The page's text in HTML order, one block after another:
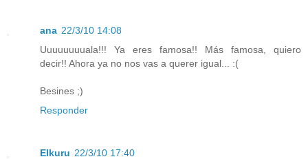
ana 22/3/10 14:08
Uuuuuuuuala!!! Ya eres famosa!! Más famosa, quiero
decir!! Ahora ya no nos vas a querer igual... :(
Besines ;)
Responder
Elkuru 22/3/10 17:40